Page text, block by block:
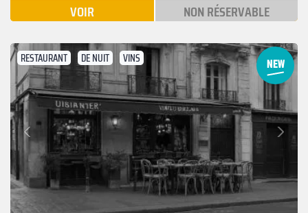
VOIR NON RÉSERVABLE
RESTAURANT DE NUIT VINS
Précédent
Suivant